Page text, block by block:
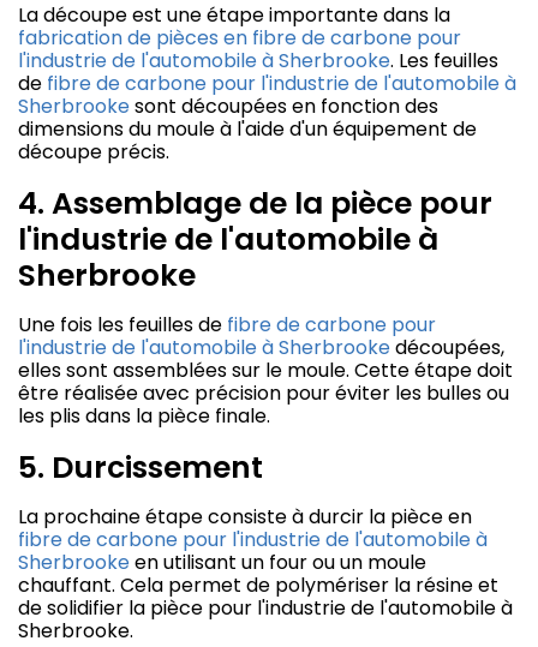
La découpe est une étape importante dans la
fabrication de pièces en fibre de carbone pour
l'industrie de l'automobile à Sherbrooke. Les feuilles
de fibre de carbone pour l'industrie de l'automobile à
Sherbrookesont découpées en fonction des
dimensions du moule à l'aide d'un équipement de
découpe précis.
4. Assemblage de la pièce pour
l'industrie de l'automobile à
Sherbrooke
Une fois les feuilles de fibre de carbone pour
l'industrie de l'automobile à Sherbrookedécoupées,
elles sont assemblées sur le moule. Cette étape doit
être réalisée avec précision pour éviter les bulles ou
les plis dans la pièce finale.
5. Durcissement
La prochaine étape consiste à durcir la pièce en
fibre de carbone pour l'industrie de l'automobile à
Sherbrookeen utilisant un four ou un moule
chauffant. Cela permet de polymériser la résine et
de solidifier la pièce pour l'industrie de l'automobile à
Sherbrooke.